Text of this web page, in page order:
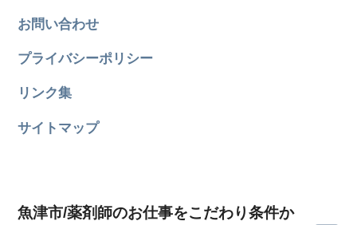
お問い合わせ
プライバシーポリシー
リンク集
サイトマップ
魚津市/薬剤師のお仕事をこだわり条件か